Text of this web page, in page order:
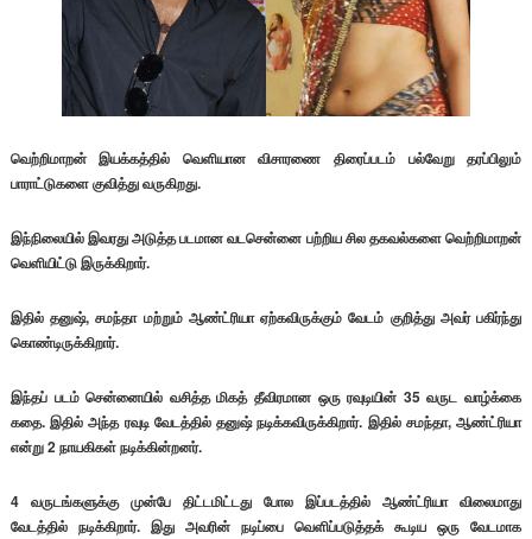
வெற்றிமாறன் இயக்கத்தில் வெளியான விசாரணை திரைப்படம் பல்வேறு தரப்பிலும்
பாராட்டுகளை குவித்து வருகிறது.
இந்நிலையில் இவரது அடுத்த படமான வடசென்னை பற்றிய சில தகவல்களை வெற்றிமாறன்
வெளியிட்டு இருக்கிறார்.
இதில் தனுஷ், சமந்தா மற்றும் ஆண்ட்ரியா ஏற்கவிருக்கும் வேடம் குறித்து அவர் பகிர்ந்து
கொண்டிருக்கிறார்.
இந்தப் படம் சென்னையில் வசித்த மிகத் தீவிரமான ஒரு ரவுடியின் 35 வருட வாழ்க்கை
கதை. இதில் அந்த ரவுடி வேடத்தில் தனுஷ் நடிக்கவிருக்கிறார். இதில் சமந்தா, ஆண்ட்ரியா
என்று 2 நாயகிகள் நடிக்கின்றனர்.
4 வருடங்களுக்கு முன்பே திட்டமிட்டது போல இப்படத்தில் ஆண்ட்ரியா விலைமாது
வேடத்தில் நடிக்கிறார். இது அவரின் நடிப்பை வெளிப்படுத்தக் கூடிய ஒரு வேடமாக